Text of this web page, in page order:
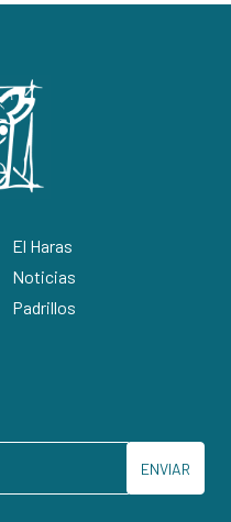
El Haras
Noticias
Padrillos
ENVIAR